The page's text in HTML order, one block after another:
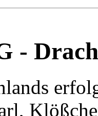
-